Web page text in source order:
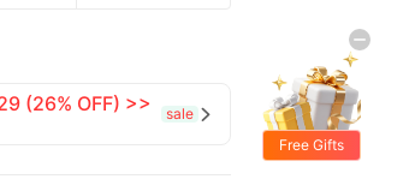
(26% OFF) >>
sale 
Free Gifts